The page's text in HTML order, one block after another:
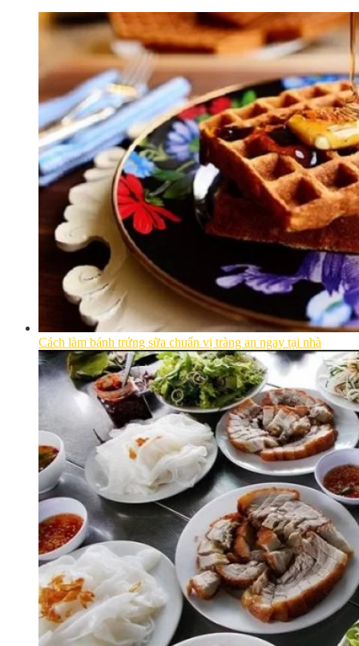
Cách làm bánh trứng sữa chuẩn vị tràng an ngay tại nhà